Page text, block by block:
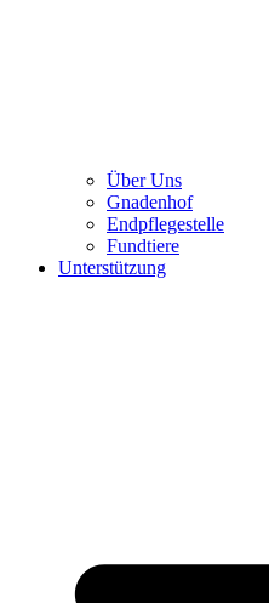
Über Uns
Gnadenhof
Endpflegestelle
Fundtiere
Unterstützung